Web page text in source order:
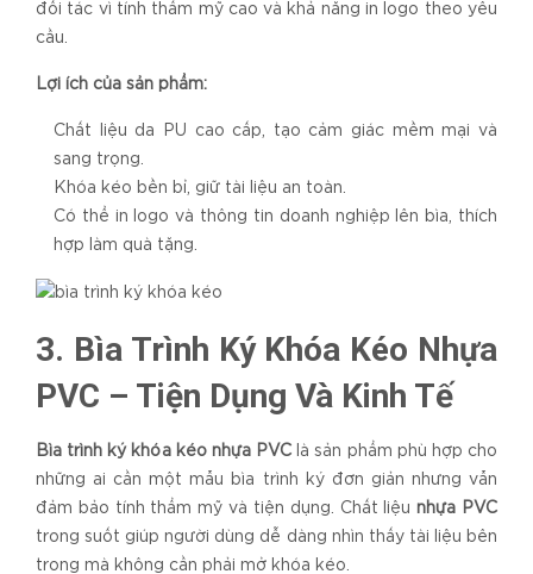
đối tác vì tính thẩm mỹ cao và khả năng in logo theo yêu
cầu.
Lợi ích của sản phẩm:
Chất liệu da PU cao cấp, tạo cảm giác mềm mại và
sang trọng.
Khóa kéo bền bỉ, giữ tài liệu an toàn.
Có thể in logo và thông tin doanh nghiệp lên bìa, thích
hợp làm quà tặng.
3. Bìa Trình Ký Khóa Kéo Nhựa
PVC – Tiện Dụng Và Kinh Tế
Bìa trình ký khóa kéo nhựa PVC là sản phẩm phù hợp cho
những ai cần một mẫu bìa trình ký đơn giản nhưng vẫn
đảm bảo tính thẩm mỹ và tiện dụng. Chất liệu nhựa PVC
trong suốt giúp người dùng dễ dàng nhìn thấy tài liệu bên
trong mà không cần phải mở khóa kéo.